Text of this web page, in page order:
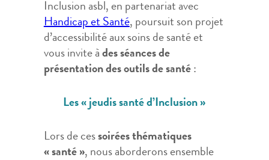
Inclusion asbl, en partenariat avec
Handicap et Santé, poursuit son projet
d’accessibilité aux soins de santé et
vous invite à des séances de
présentation des outils de santé :
Les « jeudis santé d’Inclusion »
Lors de cessoirées thématiques
« santé », nous aborderons ensemble